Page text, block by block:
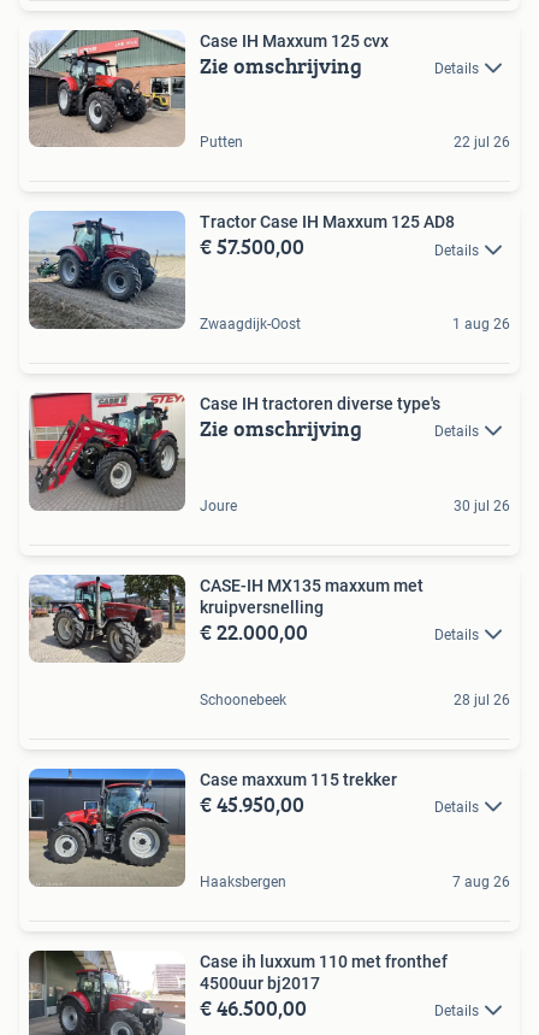
Case IH Maxxum 125 cvx
Zie omschrijving Details
Putten 22 jul 26
Tractor Case IH Maxxum 125 AD8
€ 57.500,00 Details
Zwaagdijk-Oost 1 aug 26
Case IH tractoren diverse type's
Zie omschrijving Details
Joure 30 jul 26
CASE-IH MX135 maxxum met
kruipversnelling
€ 22.000,00 Details
Schoonebeek 28 jul 26
Case maxxum 115 trekker
€ 45.950,00 Details
Haaksbergen 7 aug 26
Case ih luxxum 110 met fronthef
4500uur bj2017
€ 46.500,00 Details